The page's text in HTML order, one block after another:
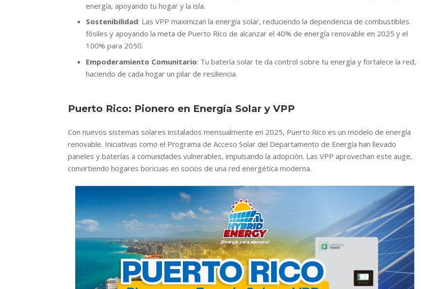
energía, apoyando tu hogar y la isla.
Sostenibilidad: Las VPP maximizan la energía solar, reduciendo la dependencia de combustibles
fósiles y apoyando la meta de Puerto Rico de alcanzar el 40% de energía renovable en 2025 y el
100% para 2050.
Empoderamiento Comunitario: Tu batería solar te da control sobre tu energía y fortalece la red,
haciendo de cada hogar un pilar de resiliencia.
Puerto Rico: Pionero en Energía Solar y VPP
Con nuevos sistemas solares instalados mensualmente en 2025, Puerto Rico es un modelo de energía
renovable. Iniciativas como el Programa de Acceso Solar del Departamento de Energía han llevado
paneles y baterías a comunidades vulnerables, impulsando la adopción. Las VPP aprovechan este auge,
convirtiendo hogares boricuas en socios de una red energética moderna.